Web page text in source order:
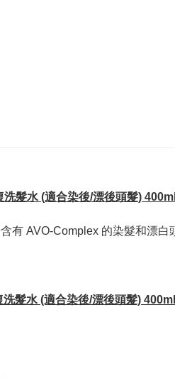
髮水 (適合染後/漂後頭髮) 400ml
有 AVO-Complex 的染髮和漂白
髮水 (適合染後/漂後頭髮) 400ml